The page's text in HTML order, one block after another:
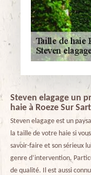
Steven elagage un
haie à Roeze Sur
Steven elagage est un
la taille de votre haie si
savoir-faire et son sérieux
genre d’intervention.
de qualité. Il est aussi